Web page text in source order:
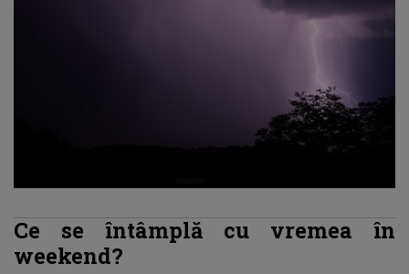
Ce se întâmplă cu vremea în
weekend?